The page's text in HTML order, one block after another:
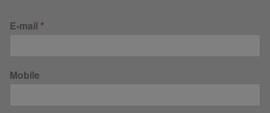
E-mail *
Mobile